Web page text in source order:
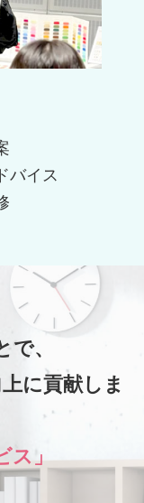
バイス
で、
に貢献しま
ス」